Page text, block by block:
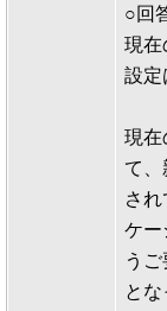
○回
現在
設定
現在
て、
さ
ケー
う
と